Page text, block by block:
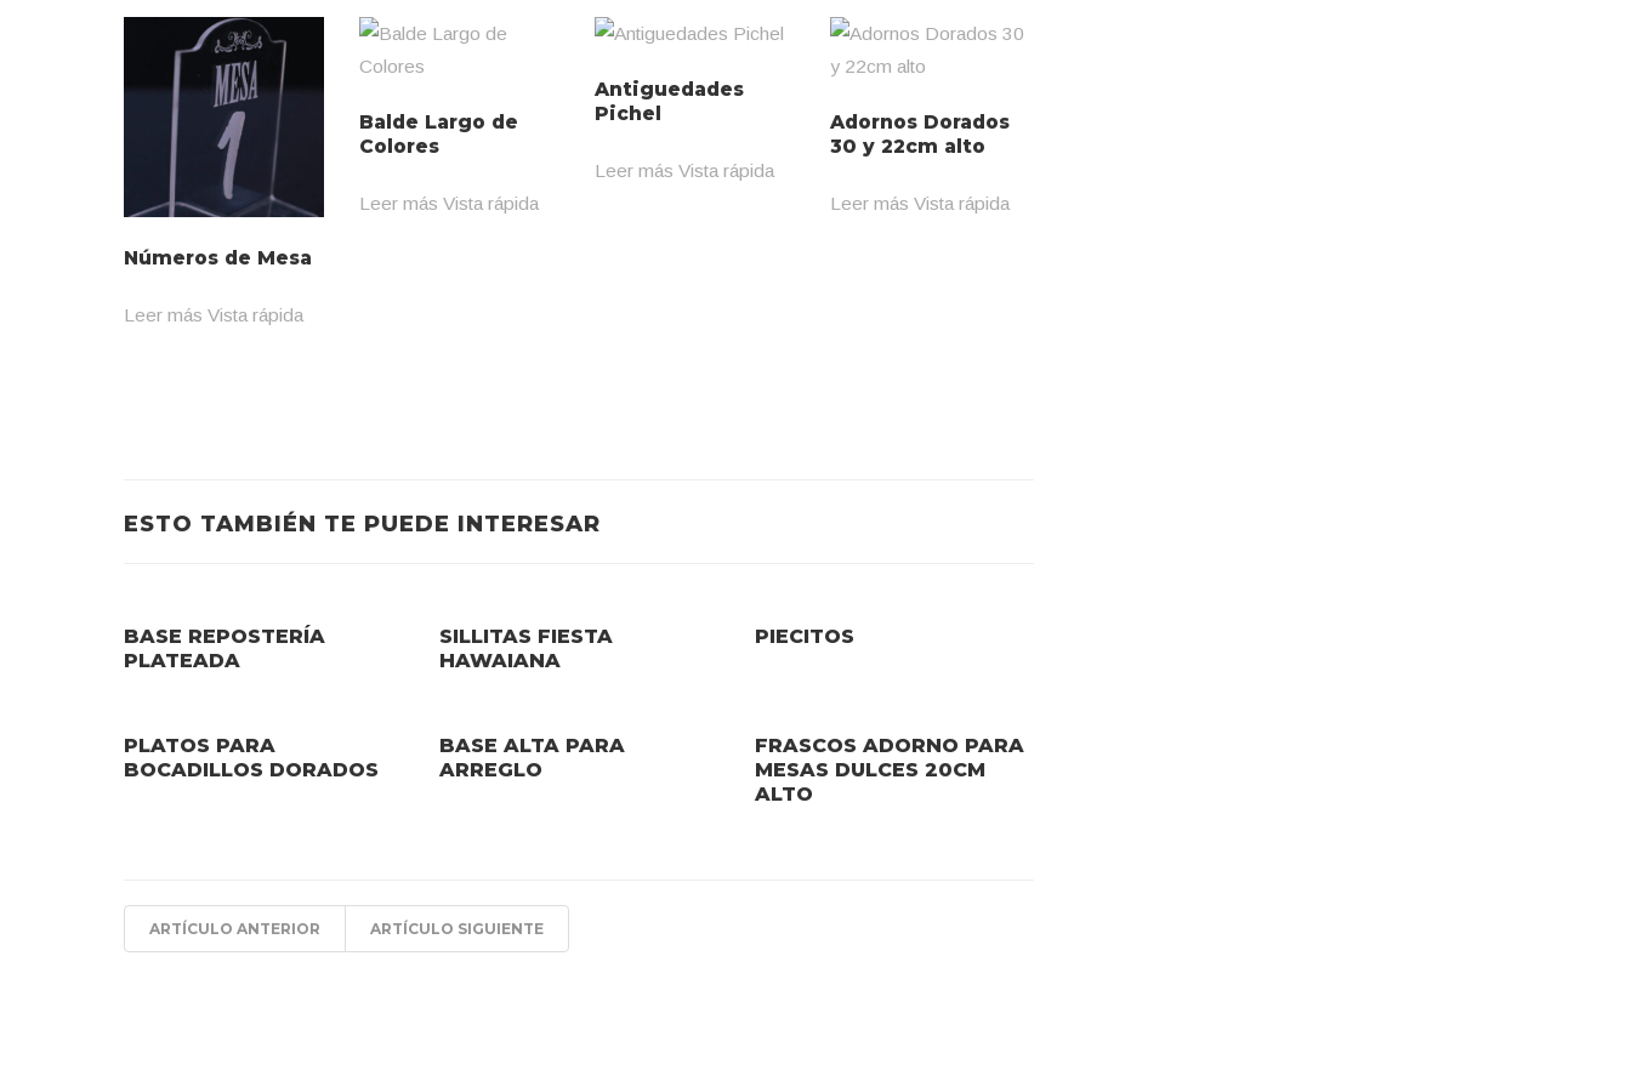
Números de Mesa
Leer más Vista rápida
Balde Largo de
Colores
Leer más Vista rápida
Antiguedades
Pichel
Leer más Vista rápida
Adornos Dorados
30 y 22cm alto
Leer más Vista rápida
ESTO TAMBIÉN TE PUEDE INTERESAR
BASE REPOSTERÍA
PLATEADA
SILLITAS FIESTA
HAWAIANA
PIECITOS
PLATOS PARA
BOCADILLOS DORADOS
BASE ALTA PARA
ARREGLO
FRASCOS ADORNO PARA
MESAS DULCES 20CM
ALTO
ARTÍCULO ANTERIOR ARTÍCULO SIGUIENTE